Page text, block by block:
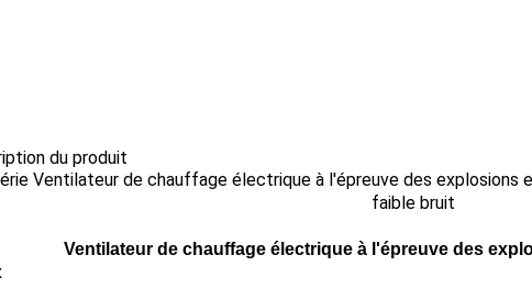
du produit
Ventilateur de chauffage électrique à l'épreuve des
faible bruit
Ventilateur de chauffage électrique à l'épreuve des